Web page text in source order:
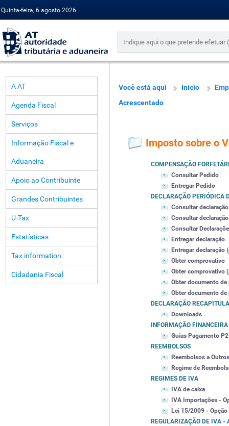
Quinta-feira, 6 agosto 2026
A AT
Agenda Fiscal
Serviços
Informação Fiscal e
Aduaneira
Apoio ao Contribuinte
Grandes Contribuintes
U-Tax
Estatísticas
Tax information
Cidadania Fiscal
Você está aqui Início
Acrescentado
Imposto sobre o
COMPENSAÇÃO
Consultar Pedido
Entregar Pedido
DECLARAÇÃO PERIÓDICA
Consultar declaração
Consultar
Consultar
Entregar declaração
Entregar
Obter comprovativo
Obter comprovativo
Obter documento de
Obter documento
DECLARAÇÃO
Downloads
INFORMAÇÃO FINANCEIRA
Guias Pagamento P2
REEMBOLSOS
Reembolsos a
Regime de
REGIMES DE IVA
IVA de caixa
IVA Importações -
Lei 15/2009 - Opção
REGULARIZAÇÃO DE IVA -